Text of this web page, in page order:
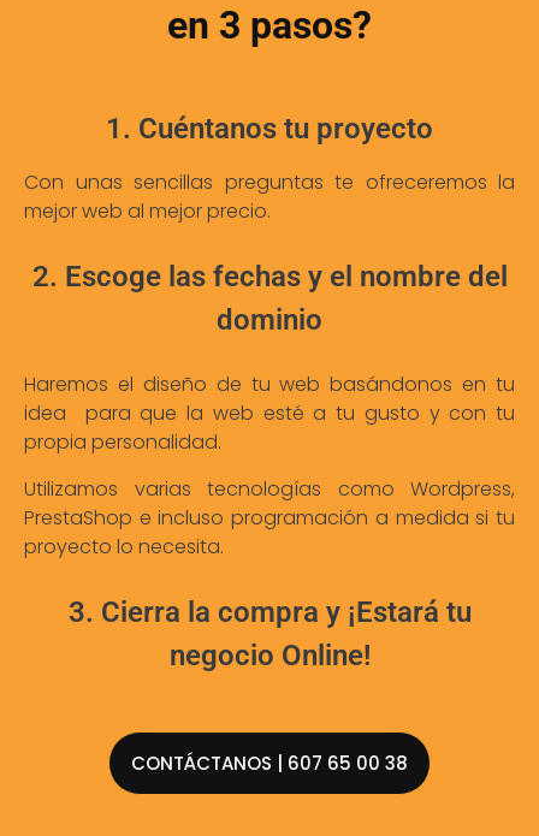
en 3 pasos?
1. Cuéntanos tu proyecto
Con unas sencillas preguntas te ofreceremos la
mejor web al mejor precio.
2. Escoge las fechas y el nombre del
dominio
Haremos el diseño de tu web basándonos en tu
idea para que la web esté a tu gusto y con tu
propia personalidad.
Utilizamos varias tecnologías como Wordpress,
PrestaShop e incluso programación a medida si tu
proyecto lo necesita.
3. Cierra la compra y ¡Estará tu
negocio Online!
CONTÁCTANOS | 607 65 00 38